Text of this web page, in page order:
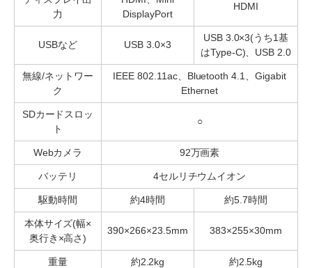
力
DisplayPort
HDMI
USBなど USB 3.0×3
USB 3.0×3(うち1基
はType-C)、USB 2.0
無線/ネットワー
ク
IEEE 802.11ac、Bluetooth 4.1、Gigabit
Ethernet
SDカードスロッ
ト
○
Webカメラ 92万画素
バッテリ 4セルリチウムイオン
駆動時間 約4時間 約5.7時間
本体サイズ(幅×
奥行き×高さ)
390×266×23.5mm 383×255×30mm
重量 約2.2kg 約2.5kg